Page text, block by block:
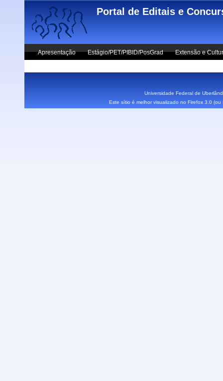
Skip to main content
Portal de Editais e
Apresentação Estágio/PET/PIBID/PosGrad Extensão e
Universidade Federal de
Este sítio é melhor visualizado no Firefox 3.0